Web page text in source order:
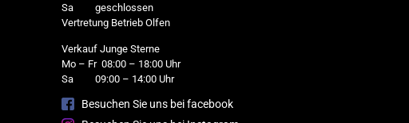
Sa geschlossen
Vertretung Betrieb Olfen
Verkauf Junge Sterne
Mo – Fr 08:00 – 18:00 Uhr
Sa 09:00 – 14:00 Uhr
Besuchen Sie uns bei facebook